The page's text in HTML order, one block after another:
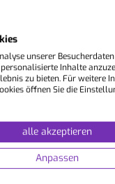
zum
Hauptstadt des
gut erreichbar.
Torino-
Städten
unserer
Inhalte
zu bieten. Für weitere
öffnen Sie die
alle akzeptieren
Anpassen